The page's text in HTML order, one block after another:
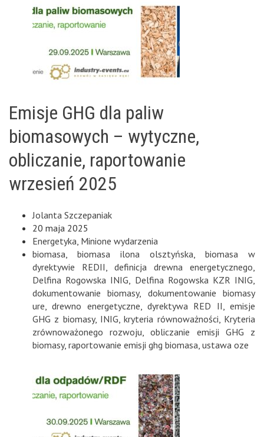
Emisje GHG dla paliw
biomasowych – wytyczne,
obliczanie, raportowanie
wrzesień 2025
Jolanta Szczepaniak
20 maja 2025
Energetyka Minione wydarzenia
biomasa
biomasa ilona olsztyńska
biomasa w
dyrektywie REDII
definicja drewna energetycznego
Delfina Rogowska INIG
Delfina Rogowska KZR INIG
dokumentowanie biomasy, dokumentowanie biomasy
ure ,drewno energetyczne ,dyrektywa RED II ,emisje
GHG z biomasy, INIG ,kryteria równoważności Kryteria
zrównoważonego rozwoju ,obliczanie emisji GHG z
biomasy, raportowanie emisji ghg biomasa ustawa oze